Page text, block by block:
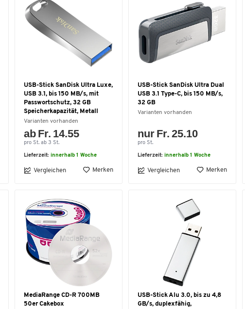
USB-Stick SanDisk Ultra Luxe,
USB 3.1, bis 150 MB/s, mit
Passwortschutz, 32 GB
Speicherkapazität, Metall
Varianten vorhanden
ab Fr. 14.55
pro St. ab 3 St.
Lieferzeit: innerhalb 1 Woche
Vergleichen Merken
USB-Stick SanDisk Ultra Dual
USB 3.1 Type-C, bis 150 MB/s,
32 GB
Varianten vorhanden
nur Fr. 25.10
pro St.
Lieferzeit: innerhalb 1 Woche
Vergleichen Merken
MediaRange CD-R 700MB
50er Cakebox
USB-Stick Alu 3.0, bis zu 4,8
GB/s, duplexfähig,